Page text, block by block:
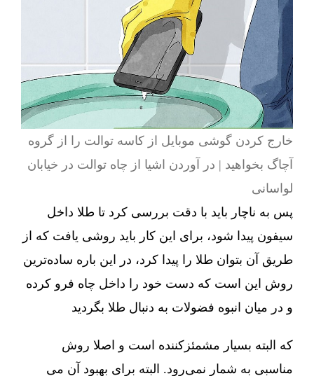
خارج کردن گوشی موبایل از کاسه توالت را از گروه
آچاگ بخواهید | در آوردن اشیا از چاه توالت در خیابان
لواسانی
پس به ناچار باید با دقت بررسی کرد تا طلا داخل
سیفون پیدا شود، برای این کار باید روشی یافت که از
طریق آن بتوان طلا را پیدا کرد، در این باره ساده‌ترین
روش این است که دست خود را داخل چاه فرو کرده
و در میان انبوه فضولات به دنبال طلا بگردید
که البته بسیار مشمئزکننده است و اصلا روش
مناسبی به شمار نمی‌رود. البته برای بهبود آن می